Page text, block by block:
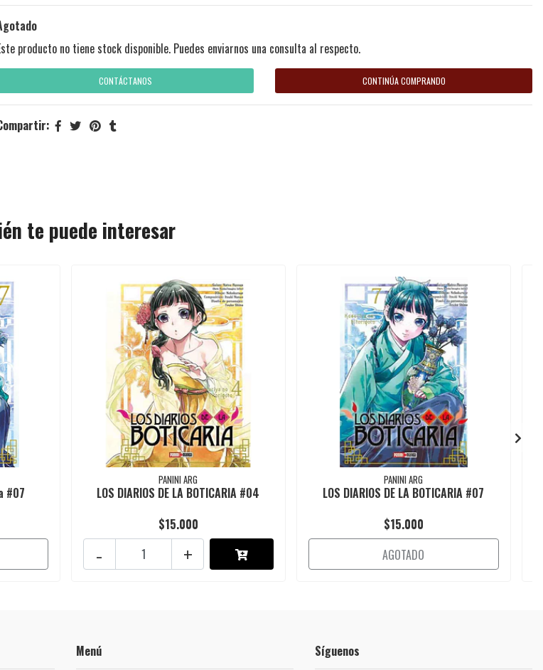
producto no tiene stock disponible. Puedes enviarnos una consulta al respecto.
CONTÁCTANOS CONTINÚA COMPRANDO
te puede interesar
#07
PANINI ARG
LOS DIARIOS DE LA BOTICARIA #04
$15.000
+
-
PANINI ARG
LOS DIARIOS DE LA BOTICARIA #07
$15.000
AGOTADO
Menú Síguenos